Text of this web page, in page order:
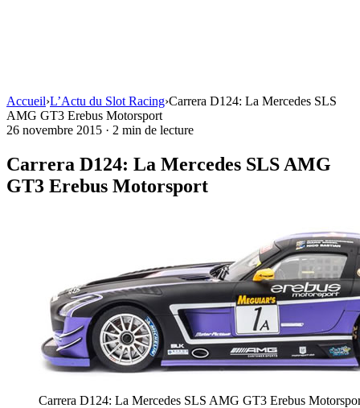
Accueil›L’Actu du Slot Racing›Carrera D124: La Mercedes SLS
AMG GT3 Erebus Motorsport
26 novembre 2015 · 2 min de lecture
Carrera D124: La Mercedes SLS AMG
GT3 Erebus Motorsport
Carrera D124: La Mercedes SLS AMG GT3 Erebus